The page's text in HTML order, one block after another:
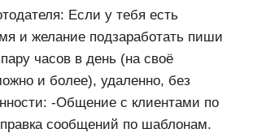
Если у тебя есть
и желание подзаработать пиши
часов в день (на своё
и более), удаленно, без
-Общение с клиентами по
сообщений по шаблонам.